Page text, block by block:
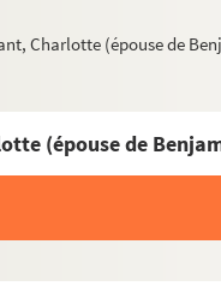
Charlotte (épouse de
(épouse de